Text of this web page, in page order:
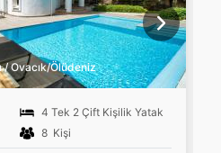
/ Ovacık/Ölüdeniz
4 Tek 2 Çift Kişilik Yatak
8 Kişi